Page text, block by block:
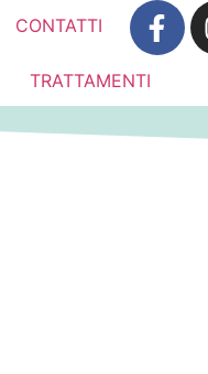
CONTATTI
TRATTAMENTI